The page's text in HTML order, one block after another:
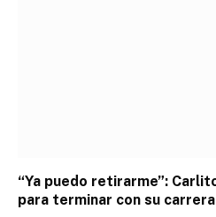
“Ya puedo retirarme”:
para terminar con su